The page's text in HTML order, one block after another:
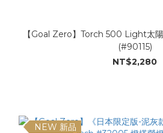
【Goal Zero】Torch 500 Light太
(#90115)
NT$2,280
NEW 新品